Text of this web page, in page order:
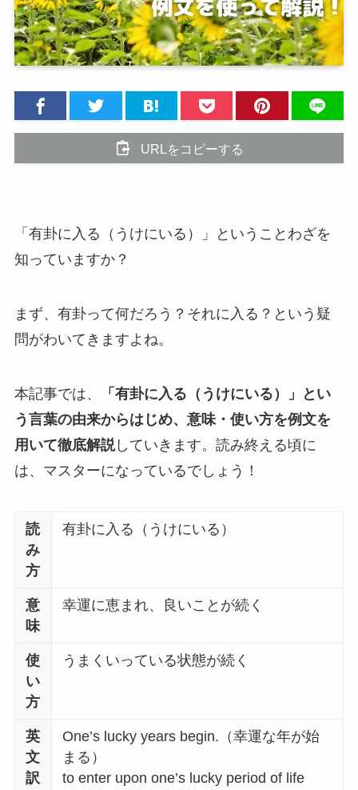
URLをコピーする
「有卦に入る（うけにいる）」ということわざを
知っていますか？
まず、有卦って何だろう？それに入る？という疑
問がわいてきますよね。
本記事では、
「有卦に入る（うけにいる）」とい
う言葉の由来からはじめ、意味・ 使い方を例文を
用いて徹底解説していきます。読み終える頃に
は、マスターになっているでしょう！
読
み
方
有卦に入る（うけにいる）
意
味
幸運に恵まれ、良いことが続く
使
い
方
うまくいっている状態が続く
英
文
訳
One’s lucky years begin.（幸運な年が始
まる）
to enter upon one’s lucky period of life